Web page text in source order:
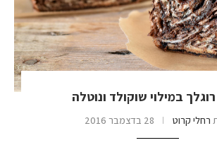
במילוי שוקולד ונוטלה
רחלי קרוט 28 בדצמבר 2016